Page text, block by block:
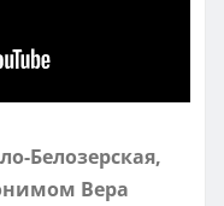
Белозерская,
Вера